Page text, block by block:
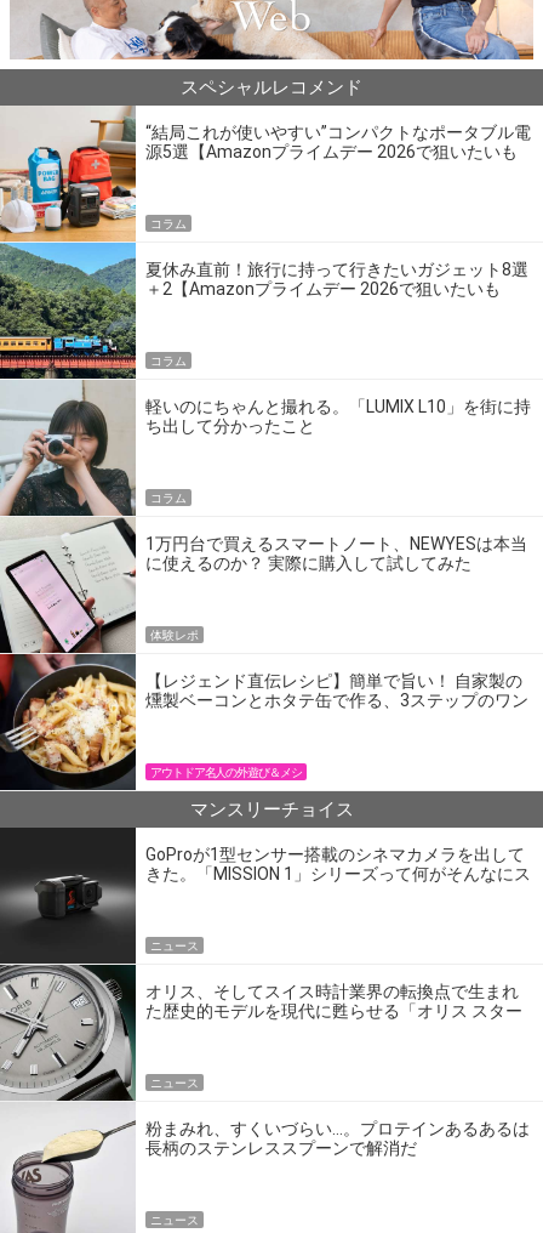
スペシャルレコメンド
“結局これが使いやすい”コンパクトなポータブル電
源5選【Amazonプライムデー 2026で狙いたいも
コラム
夏休み直前！旅行に持って行きたいガジェット8選
＋2【Amazonプライムデー 2026で狙いたいも
コラム
軽いのにちゃんと撮れる。「LUMIX L10」を街に持
ち出して分かったこと
コラム
1万円台で買えるスマートノート、NEWYESは本当
に使えるのか？ 実際に購入して試してみた
体験レポ
【レジェンド直伝レシピ】簡単で旨い！ 自家製の
燻製ベーコンとホタテ缶で作る、3ステップのワン
アウトドア名人の外遊び＆メシ
マンスリーチョイス
GoProが1型センサー搭載のシネマカメラを出して
きた。「MISSION 1」シリーズって何がそんなにス
ニュース
オリス、そしてスイス時計業界の転換点で生まれ
た歴史的モデルを現代に甦らせる「オリス スター
ニュース
粉まみれ、すくいづらい…。プロテインあるあるは
長柄のステンレススプーンで解消だ
ニュース